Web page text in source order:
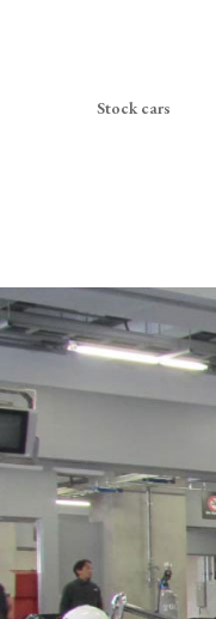
Stock cars